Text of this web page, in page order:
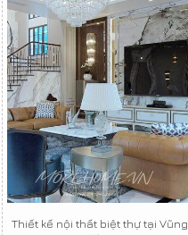
Thiết kế nội thất biệt thự tại Vũng